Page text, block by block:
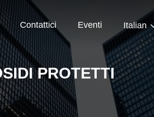
Contattici Eventi Italian
PROTETTI